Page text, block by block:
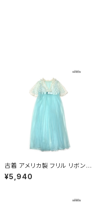
古着 アメリカ製 フリル リボン
レース 無地 半袖 アウター 羽織
り 水色 (ttu2604042)
¥5,940